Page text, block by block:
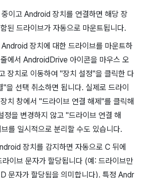
이고 Android 장치를 연결하면 해당 장
된 드라이브가 자동으로 마운트됩니다.
장치에 대한 드라이브를 마운트하
에서 AndroidDrive 아이콘을 마우스 오
장치로 이동하여 "장치 설정"을 클릭한 다
을 선택 취소하면 됩니다. 실제로 드라이
치 창에서 "드라이브 연결 해제"를 클릭해
정을 변경하지 않고 "드라이브 연결 해
를 일시적으로 분리할 수도 있습니다.
장치를 감지하면 자동으로 C 뒤에
이브 문자가 할당됩니다 (예: 드라이브만
문자가 할당됨을 의미합니다). 특정 Andr